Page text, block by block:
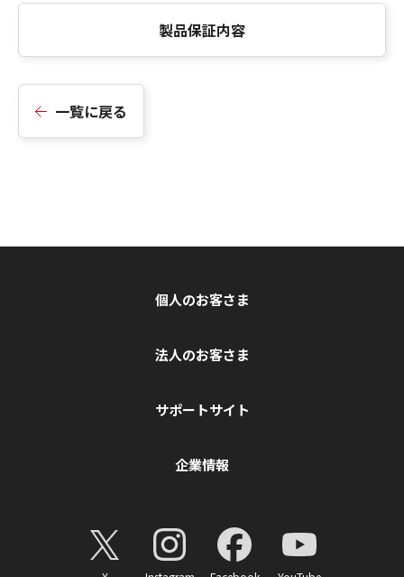
製品保証内容
一覧に戻る
個人のお客さま
法人のお客さま
サポートサイト
企業情報